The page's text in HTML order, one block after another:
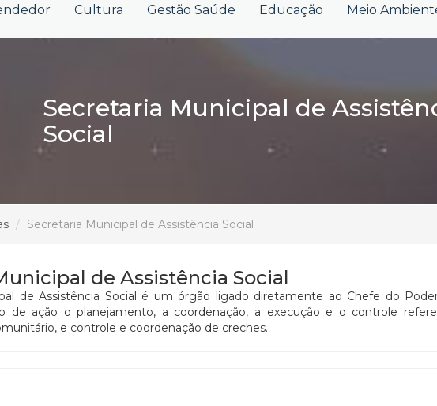
Cultura Gestão Saúde Educação Meio
Secretaria Municipal de
Social
Secretaria Municipal de Assistência Social
de Assistência Social
de Assistência Social é um órgão ligado diretamente ao Chefe do
de ação o planejamento, a coordenação, a execução e o controle
e controle e coordenação de creches.